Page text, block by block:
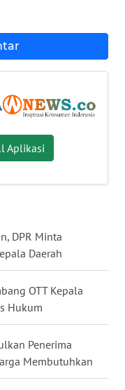
Aplikasi
DPR Minta
Daerah
OTT Kepala
Hukum
Penerima
Membutuhkan